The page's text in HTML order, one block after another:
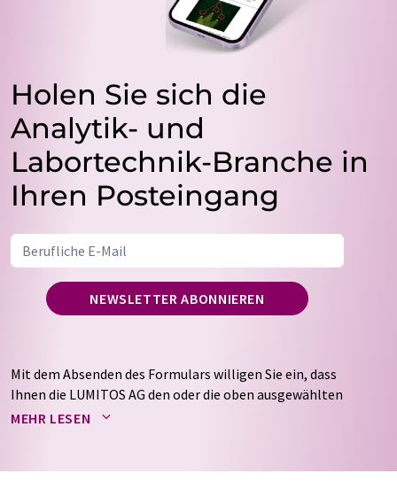
Holen Sie sich die
Analytik- und
Labortechnik-Branche in
Ihren Posteingang
NEWSLETTER ABONNIEREN
Mit dem Absenden des Formulars willigen Sie ein, dass
Ihnen die LUMITOS AG den oder die oben ausgewählten
Newsletter per E-Mail zusendet. Ihre Daten werden
auf Basis unsererDatenschutzerklärung. LUMITOS darf
MEHR LESEN